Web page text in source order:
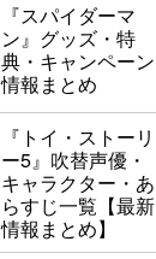
『スパイダーマ
ン』グッズ・特
典・キャンペーン
情報まとめ
『トイ・ストーリ
ー5』吹替声優・
キャラクター・あ
らすじ一覧【最新
情報まとめ】